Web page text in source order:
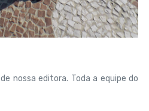
nossa editora. Toda a equipe do